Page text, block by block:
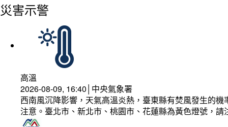
災害示警
高溫
2026-08-09, 16:40│中央氣象署
西南風沉降影響，天氣高溫炎熱，臺東縣有焚風發生的
注意。臺北市、新北市、桃園市、花蓮縣為黃色燈號，